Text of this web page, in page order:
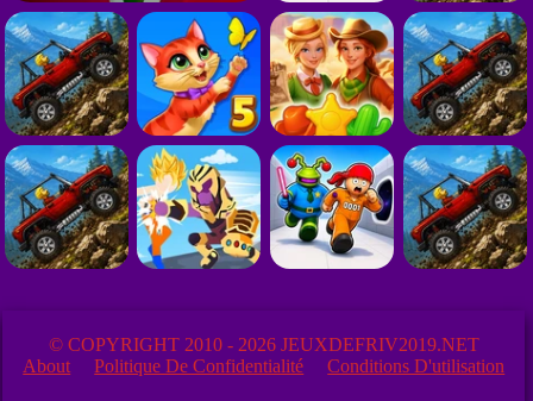
© COPYRIGHT 2010 - 2026 JEUXDEFRIV2019.NET
About
Politique De Confidentialité Conditions D'utilisation